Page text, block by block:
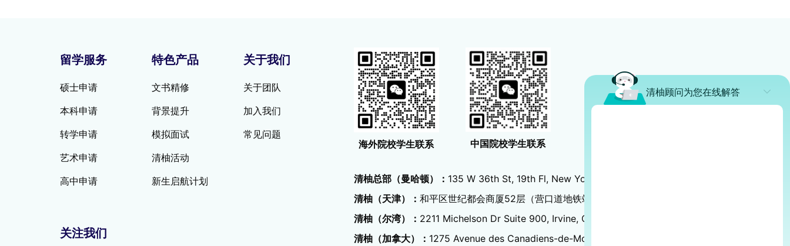
留学服务
硕士申请
本科申请
转学申请
艺术申请
高中申请
特色产品
文书精修
背景提升
模拟面试
清柚活动
新生启航计划
关于我们
关于团队
加入我们
常见问题
关注我们
海外院校学生联系 中国院校学生联系
清柚总部（曼哈顿）： 135 W 36th St, 19th Fl, New York, NY 10018
清柚（天津）： 和平区世纪都会商厦52层（营口道地铁站C2口出）
清柚（尔湾）： 2211 Michelson Dr Suite 900, Irvine, CA 92612
清柚（加拿大）： 1275 Avenue des Canadiens-de-Montréal, Montréal, QC H3B 0G4
清柚顾问为您在线解答